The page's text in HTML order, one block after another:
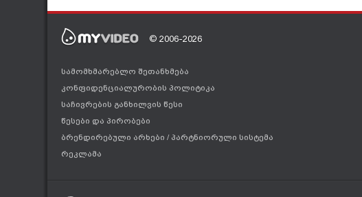
© 2006-2026
სამომხმარებლო შეთანხმება
კონფიდენციალურობის პოლიტიკა
საჩივრების განხილვის წესი
წესები და პირობები
ბრენდირებული არხები / პარტნიორული სისტემა
რეკლამა